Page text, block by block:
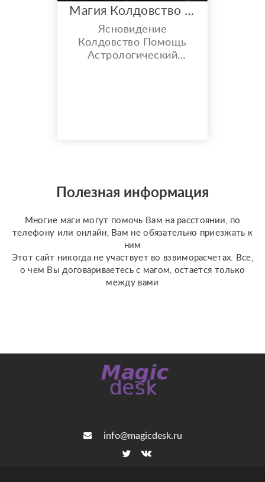
Магия Колдовство Астрология
Ясновидение
Колдовство Помощь
Астрологический
Полезная информация
Многие маги могут помочь Вам на расстоянии, по
телефону или онлайн, Вам не обязательно приезжать к
ним
Этот сайт никогда не участвует во взвиморасчетах. Все,
о чем Вы договариваетесь с магом, остается только
между вами
info@magicdesk.ru